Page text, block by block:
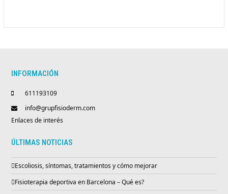
INFORMACIÓN
611193109
info@grupfisioderm.com
Enlaces de interés
ÚLTIMAS NOTICIAS
Escoliosis, síntomas, tratamientos y cómo mejorar
Fisioterapia deportiva en Barcelona – Qué es?